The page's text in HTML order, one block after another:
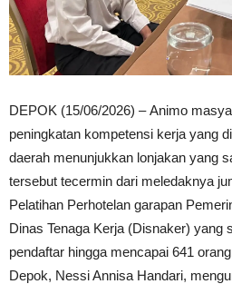
DEPOK (15/06/2026) – Animo
peningkatan kompetensi kerja yang
daerah menunjukkan lonjakan yang
tersebut tecermin dari meledaknya
Pelatihan Perhotelan garapan
Dinas Tenaga Kerja (Disnaker) yang
pendaftar hingga mencapai 641
Depok, Nessi Annisa Handari,